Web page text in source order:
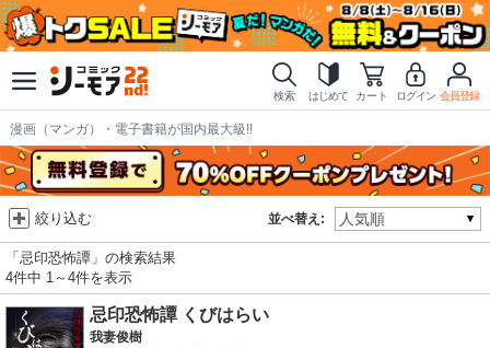
検索 はじめて カート ログイン 会員登録
漫画（マンガ）・電子書籍が国内最大級!!
並べ替え:
絞り込む
「忌印恐怖譚」の検索結果
4件中 1～4件を表示
忌印恐怖譚 くびはらい
我妻俊樹